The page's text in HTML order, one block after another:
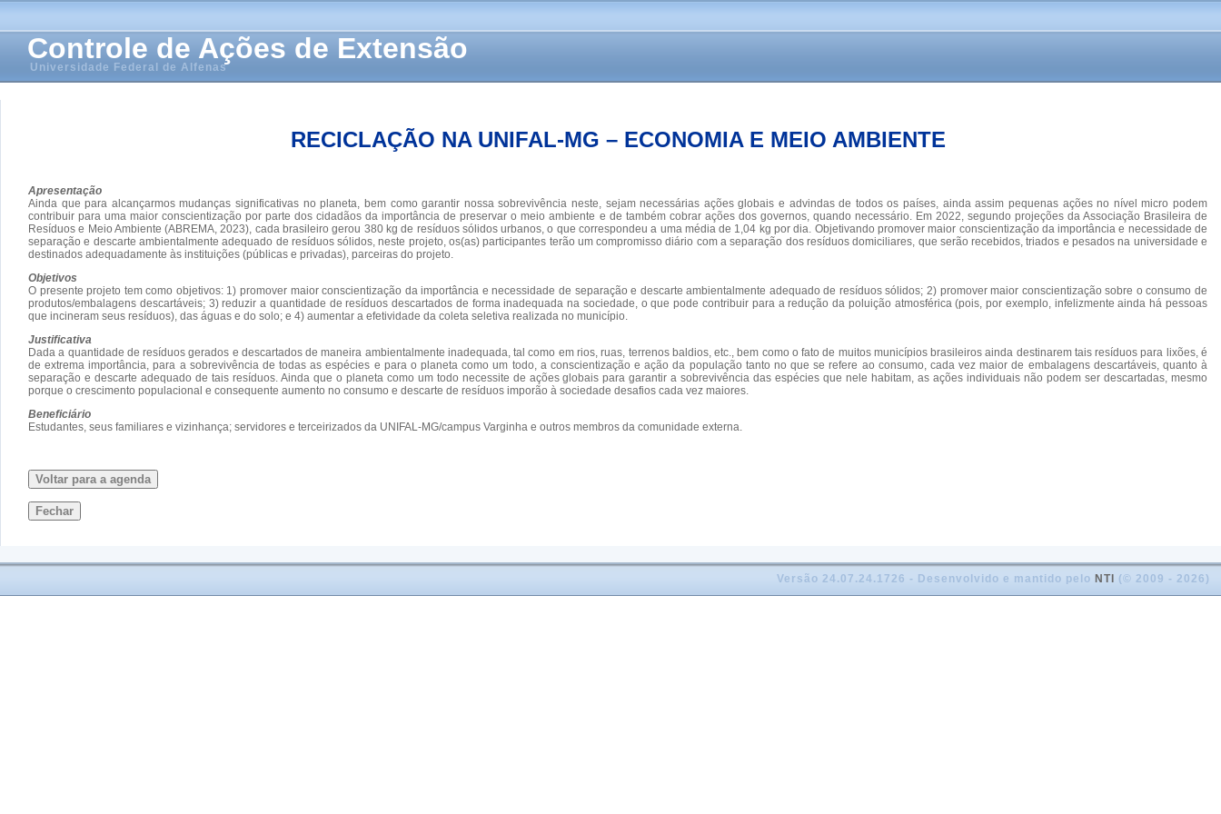
Controle de Ações de Extensão
Universidade Federal de Alfenas
RECICLAÇÃO NA UNIFAL-MG – ECONOMIA E MEIO AMBIENTE
Apresentação
Ainda que para alcançarmos mudanças significativas no planeta, bem como garantir nossa sobrevivência neste, sejam necessárias ações globais e advindas de todos os países, ainda assim pequenas ações no nível micro podem
contribuir para uma maior conscientização por parte dos cidadãos da importância de preservar o meio ambiente e de também cobrar ações dos governos, quando necessário. Em 2022, segundo projeções da Associação Brasileira de
Resíduos e Meio Ambiente (ABREMA, 2023), cada brasileiro gerou 380 kg de resíduos sólidos urbanos, o que correspondeu a uma média de 1,04 kg por dia. Objetivando promover maior conscientização da importância e necessidade de
separação e descarte ambientalmente adequado de resíduos sólidos, neste projeto, os(as) participantes terão um compromisso diário com a separação dos resíduos domiciliares, que serão recebidos, triados e pesados na universidade e
destinados adequadamente às instituições (públicas e privadas), parceiras do projeto.
Objetivos
O presente projeto tem como objetivos: 1) promover maior conscientização da importância e necessidade de separação e descarte ambientalmente adequado de resíduos sólidos; 2) promover maior conscientização sobre o consumo de
produtos/embalagens descartáveis; 3) reduzir a quantidade de resíduos descartados de forma inadequada na sociedade, o que pode contribuir para a redução da poluição atmosférica (pois, por exemplo, infelizmente ainda há pessoas
que incineram seus resíduos), das águas e do solo; e 4) aumentar a efetividade da coleta seletiva realizada no município.
Justificativa
Dada a quantidade de resíduos gerados e descartados de maneira ambientalmente inadequada, tal como em rios, ruas, terrenos baldios, etc., bem como o fato de muitos municípios brasileiros ainda destinarem tais resíduos para lixões, é
de extrema importância, para a sobrevivência de todas as espécies e para o planeta como um todo, a conscientização e ação da população tanto no que se refere ao consumo, cada vez maior de embalagens descartáveis, quanto à
separação e descarte adequado de tais resíduos. Ainda que o planeta como um todo necessite de ações globais para garantir a sobrevivência das espécies que nele habitam, as ações individuais não podem ser descartadas, mesmo
porque o crescimento populacional e consequente aumento no consumo e descarte de resíduos imporão à sociedade desafios cada vez maiores.
Beneficiário
Estudantes, seus familiares e vizinhança; servidores e terceirizados da UNIFAL-MG/campus Varginha e outros membros da comunidade externa.
Voltar para a agenda
Fechar
Versão 24.07.24.1726 - Desenvolvido e mantido pelo NTI (© 2009 - 2026)